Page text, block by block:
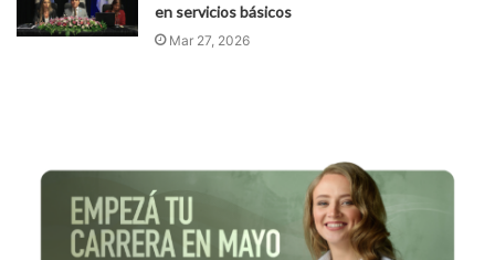
en servicios básicos
Mar 27, 2026